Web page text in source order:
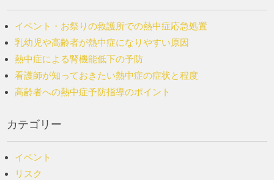
イベント・お祭りの救護所での熱中症応急処置
乳幼児や高齢者が熱中症になりやすい原因
熱中症による腎機能低下の予防
看護師が知っておきたい熱中症の症状と程度
高齢者への熱中症予防指導のポイント
カテゴリー
イベント
リスク